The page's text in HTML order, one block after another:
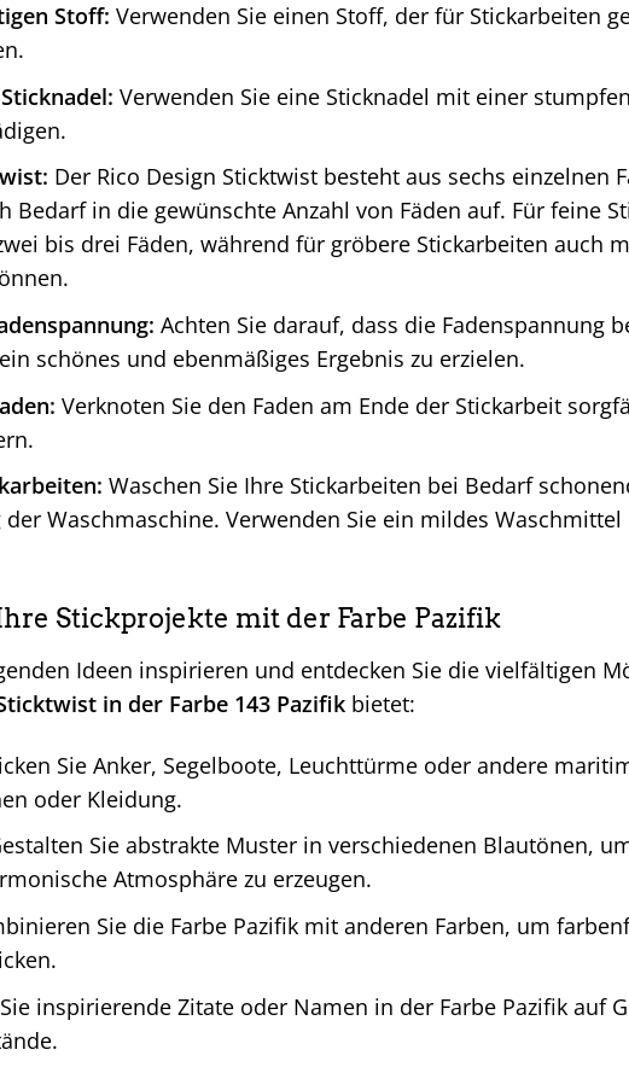
Stoff: Verwenden Sie einen Stoff, der für Stickarbeiten
Verwenden Sie eine Sticknadel mit einer
Der Rico Design Sticktwist besteht aus sechs einzelnen
Bedarf in die gewünschte Anzahl von Fäden auf. Für feine
bis drei Fäden, während für gröbere Stickarbeiten auch
Achten Sie darauf, dass die Fadenspannung
schönes und ebenmäßiges Ergebnis zu erzielen.
Verknoten Sie den Faden am Ende der Stickarbeit
Waschen Sie Ihre Stickarbeiten bei Bedarf
der Waschmaschine. Verwenden Sie ein mildes
Stickprojekte mit der Farbe Pazifik
Ideen inspirieren und entdecken Sie die vielfältigen
in der Farbe 143 Pazifik bietet:
Sie Anker, Segelboote, Leuchttürme oder andere
oder Kleidung.
Sie abstrakte Muster in verschiedenen Blautönen,
Atmosphäre zu erzeugen.
Sie die Farbe Pazifik mit anderen Farben, um
inspirierende Zitate oder Namen in der Farbe Pazifik auf